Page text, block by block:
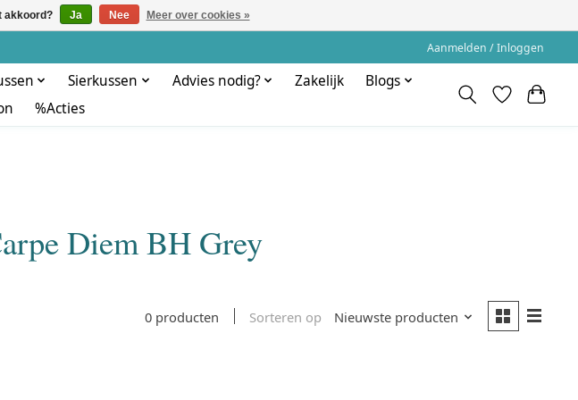
Aanmelden / Inloggen
Sierkussen Advies nodig? Zakelijk
Blogs
%Acties
Diem BH Grey
0 producten Sorteren op Nieuwste producten
akkoord? Ja Nee Meer over cookies »